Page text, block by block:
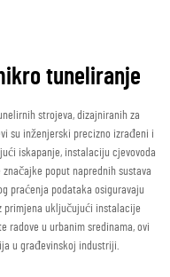
tuneliranje
strojeva, dizajniranih za
su inženjerski precizno izrađeni i
iskapanje, instalaciju cjevovoda
poput naprednih sustava
praćenja podataka osiguravaju
primjena uključujući instalacije
radove u urbanim sredinama, ovi
u građevinskoj industriji.